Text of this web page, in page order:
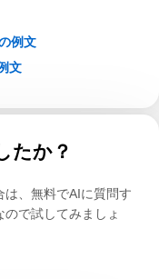
例文
文
たか？
は、無料でAIに質問す
で試してみましょ